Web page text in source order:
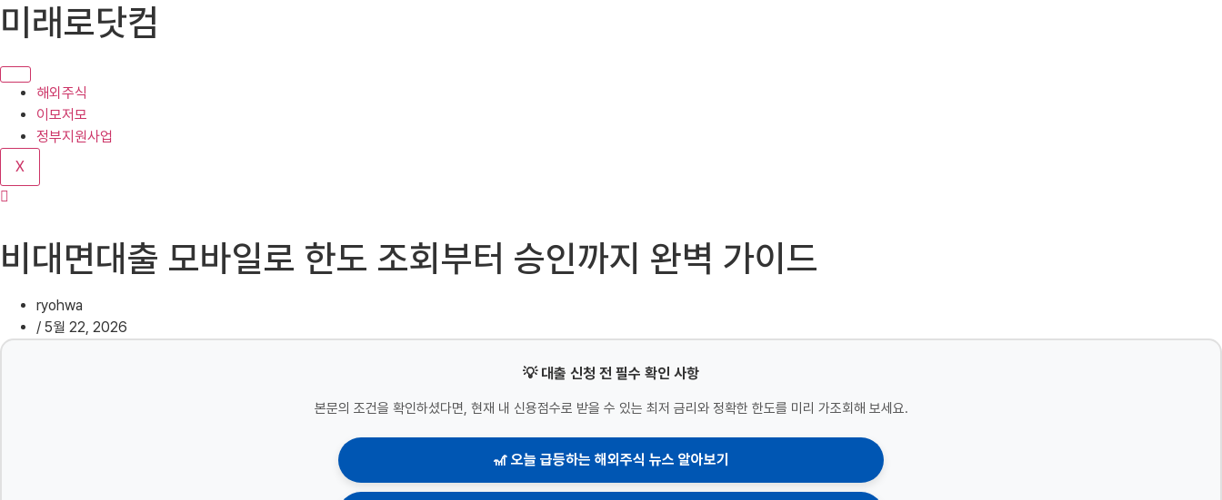
텐
로
기
미래로닷컴
해외주식
이모저모
정부지원사업
X
비대면대출 모바일로 한도 조회부터 승인까지 완벽 가이드
ryohwa
/ 5월 22, 2026
💡 대출 신청 전 필수 확인 사항
본문의 조건을 확인하셨다면, 현재 내 신용점수로 받을 수 있는 최저 금리와 정확한 한도를 미리 가조회해 보세요.
🎢 오늘 급등하는 해외주식 뉴스 알아보기